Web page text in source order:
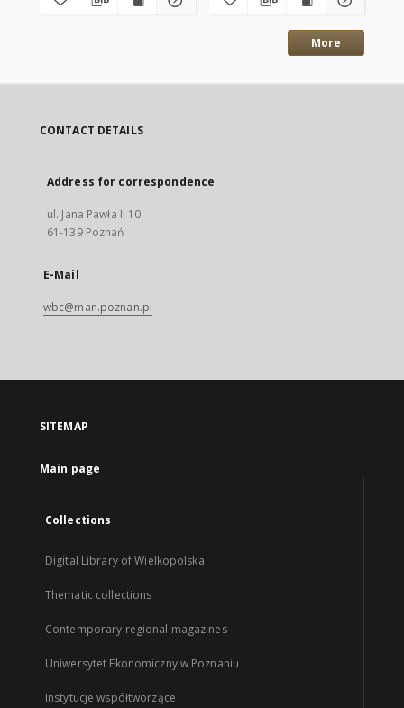
More
CONTACT DETAILS
Address for correspondence
ul. Jana Pawła II 10
61-139 Poznań
E-Mail
wbc@man.poznan.pl
SITEMAP
Main page
Collections
Digital Library of Wielkopolska
Thematic collections
Contemporary regional magazines
Uniwersytet Ekonomiczny w Poznaniu
Instytucje współtworzące